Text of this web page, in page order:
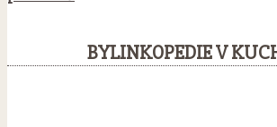
BYLINKOPEDIE V